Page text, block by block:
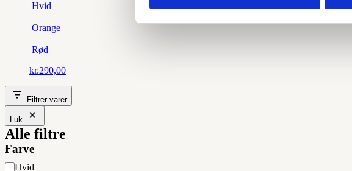
Hvid
Orange
Rød
kr.290,00
Filtrer varer
Luk
Alle filtre
Farve
Farve
Hvid